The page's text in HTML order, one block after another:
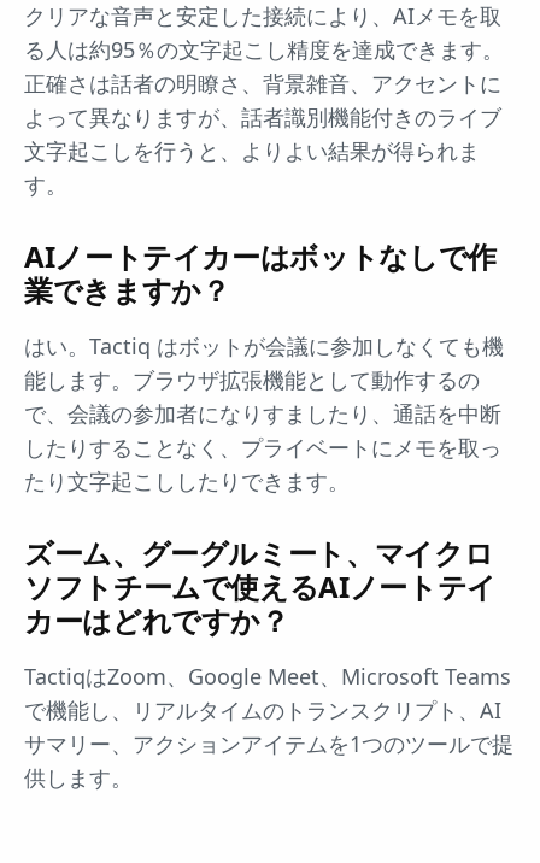
クリアな音声と安定した接続により、AIメモを取
る人は約95％の文字起こし精度を達成できます。
正確さは話者の明瞭さ、背景雑音、アクセントに
よって異なりますが、話者識別機能付きのライブ
文字起こしを行うと、よりよい結果が得られま
す。
AIノートテイカーはボットなしで作
業できますか？
はい。Tactiq はボットが会議に参加しなくても機
能します。ブラウザ拡張機能として動作するの
で、会議の参加者になりすましたり、通話を中断
したりすることなく、プライベートにメモを取っ
たり文字起こししたりできます。
ズーム、グーグルミート、マイクロ
ソフトチームで使えるAIノートテイ
カーはどれですか？
TactiqはZoom、Google Meet、Microsoft Teams
で機能し、リアルタイムのトランスクリプト、AI
サマリー、アクションアイテムを1つのツールで提
供します。